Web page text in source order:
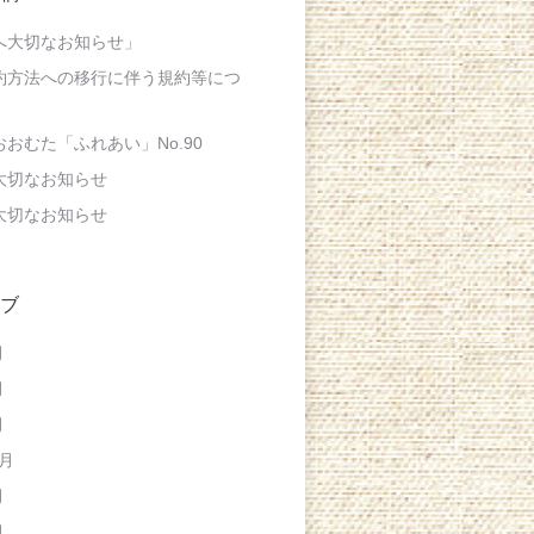
切なお知らせ」
方法への移行に伴う規約等につ
おむた「ふれあい」No.90
切なお知らせ
切なお知らせ